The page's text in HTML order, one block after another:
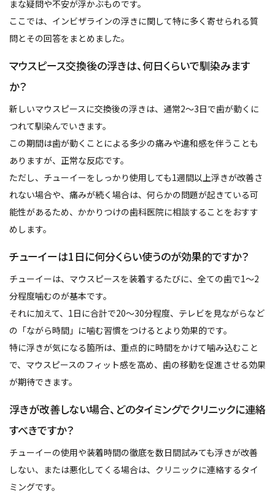
まな疑問や不安が浮かぶものです。
ここでは、インビザラインの浮きに関して特に多く寄せられる質
問とその回答をまとめました。
マウスピース交換後の浮きは、何日くらいで馴染みます
か？
新しいマウスピースに交換後の浮きは、通常2〜3日で歯が動くに
つれて馴染んでいきます。
この期間は歯が動くことによる多少の痛みや違和感を伴うことも
ありますが、正常な反応です。
ただし、チューイーをしっかり使用しても1週間以上浮きが改善さ
れない場合や、痛みが続く場合は、何らかの問題が起きている可
能性があるため、かかりつけの歯科医院に相談することをおすす
めします。
チューイーは1日に何分くらい使うのが効果的ですか？
チューイーは、マウスピースを装着するたびに、全ての歯で1〜2
分程度噛むのが基本です。
それに加えて、1日に合計で20〜30分程度、テレビを見ながらなど
の「ながら時間」に噛む習慣をつけるとより効果的です。
特に浮きが気になる箇所は、重点的に時間をかけて噛み込むこと
で、マウスピースのフィット感を高め、歯の移動を促進させる効果
が期待できます。
浮きが改善しない場合、どのタイミングでクリニックに連絡
すべきですか？
チューイーの使用や装着時間の徹底を数日間試みても浮きが改善
しない、または悪化してくる場合は、クリニックに連絡するタイ
ミングです。